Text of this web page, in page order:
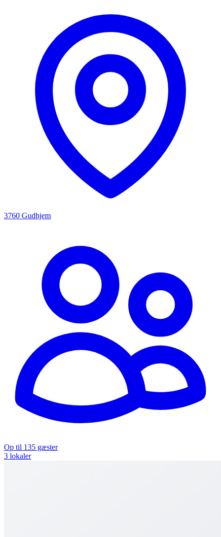
3760 Gudhjem
Op til 135 gæster
3 lokaler